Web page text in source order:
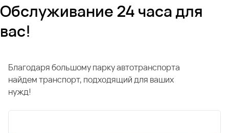
Обслуживание 24 часа для
вас!
Благодаря большому парку автотранспорта
найдем транспорт, подходящий для ваших
нужд!